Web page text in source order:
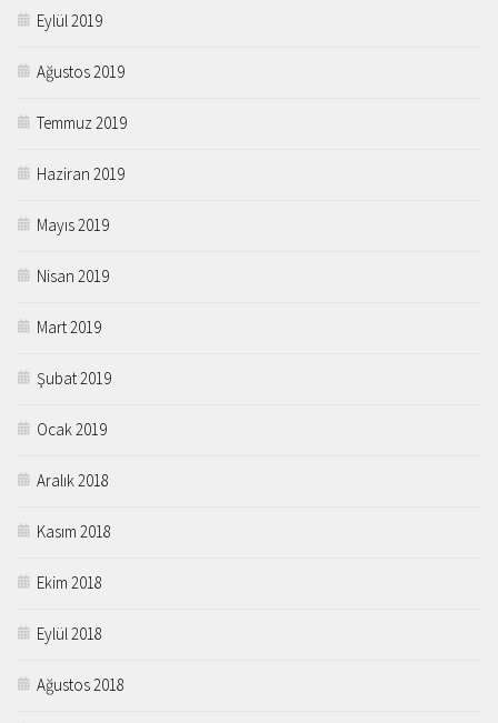
Eylül 2019
Ağustos 2019
Temmuz 2019
Haziran 2019
Mayıs 2019
Nisan 2019
Mart 2019
Şubat 2019
Ocak 2019
Aralık 2018
Kasım 2018
Ekim 2018
Eylül 2018
Ağustos 2018